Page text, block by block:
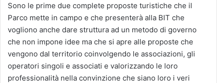
Sono le prime due complete proposte turistiche che il
Parco mette in campo e che presenterà alla BIT che
vogliono anche dare struttura ad un metodo di governo
che non impone idee ma che si apre alle proposte che
vengono dal territorio coinvolgendo le associazioni, gli
operatori singoli e associati e valorizzando le loro
professionalità nella convinzione che siano loro i veri